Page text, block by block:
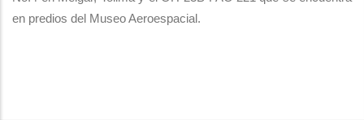
en predios del Museo Aeroespacial.